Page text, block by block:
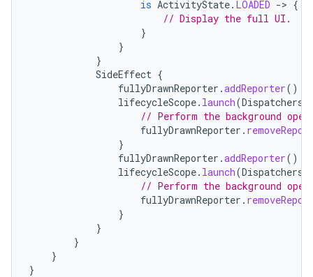
is ActivityState. LOADED -> {
// Display the full UI.
}
}
}
SideEffect {
fullyDrawnReporter .addReporter()
lifecycleScope. launch(Dispatchers
// Perform the background
fullyDrawnReporter .
}
fullyDrawnReporter .addReporter()
lifecycleScope. launch(Dispatchers
// Perform the background
fullyDrawnReporter .
}
}
}
}
}